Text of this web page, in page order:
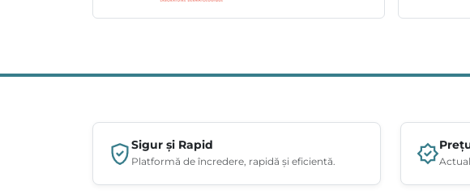
Sigur și Rapid
Platformă de încredere, rapidă și eficientă.